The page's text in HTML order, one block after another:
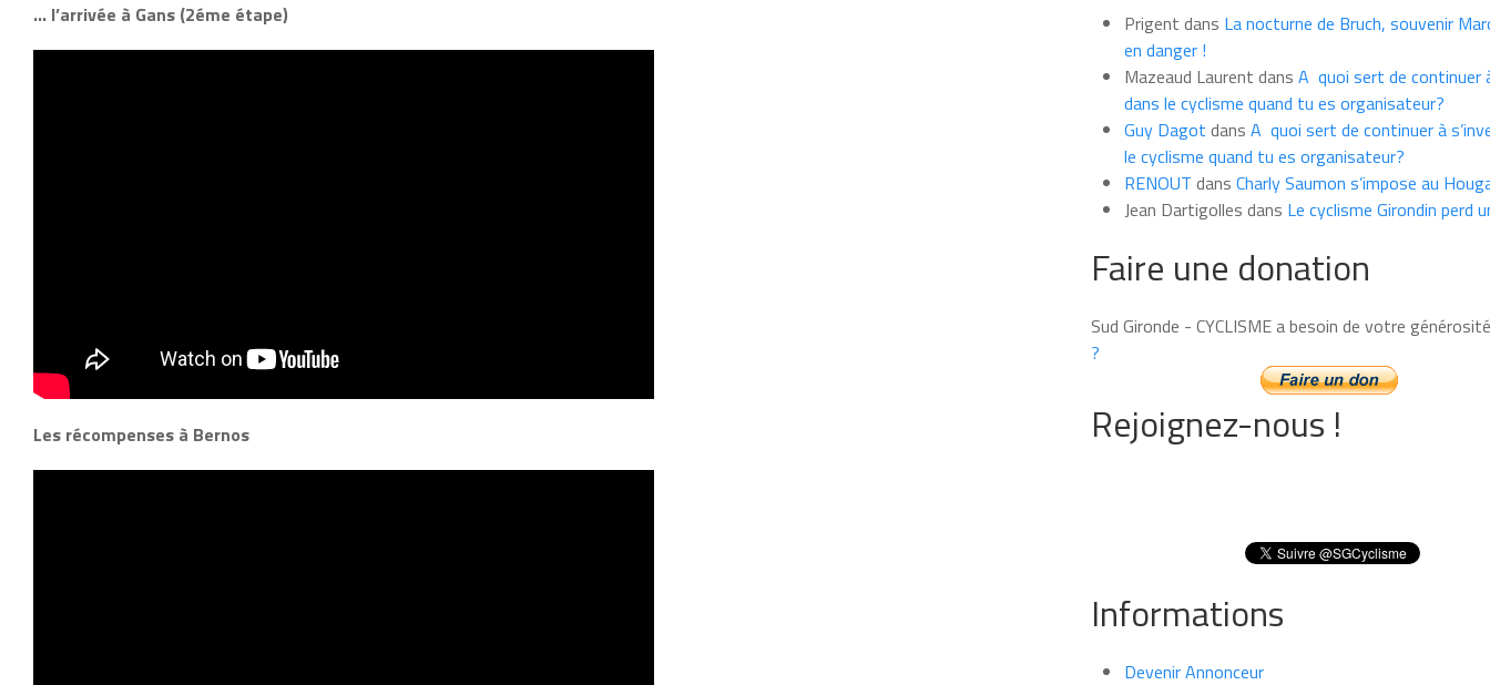
… l’arrivée à Gans (2éme étape)
Les récompenses à Bernos
moisPrigent dans La nocturne de Bruch, souvenir
en danger !
Mazeaud Laurent dans A quoi sert de continuer
dans le cyclisme quand tu es organisateur?
Guy Dagot dans A quoi sert de continuer à
le cyclisme quand tu es organisateur?
RENOUT dans Charly Saumon s’impose au
Jean Dartigolles dans Le cyclisme Girondin perd
Faire une donation
Sud Gironde - CYCLISME a besoin de votre
?
Rejoignez-nous !
Informations
Devenir Annonceur